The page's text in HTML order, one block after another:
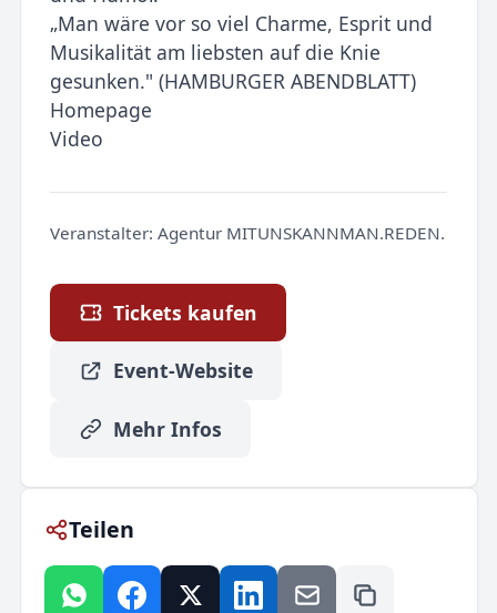
„Man wäre vor so viel Charme, Esprit und
Musikalität am liebsten auf die Knie
gesunken." (HAMBURGER ABENDBLATT)
Homepage
Video
Veranstalter: Agentur MITUNSKANNMAN.REDEN.
Tickets kaufen
Event-Website
Mehr Infos
Teilen